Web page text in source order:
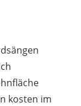
kosten im